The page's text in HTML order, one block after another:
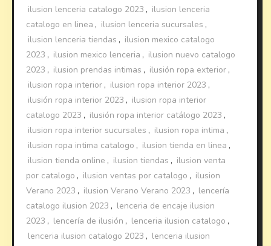
ilusion lenceria catalogo 2023 , ilusion lenceria
catalogo en linea , ilusion lenceria sucursales ,
ilusion lenceria tiendas , ilusion mexico catalogo
2023 , ilusion mexico lenceria , ilusion nuevo catalogo
2023 , ilusion prendas intimas , ilusión ropa exterior ,
ilusion ropa interior , ilusion ropa interior 2023 ,
ilusión ropa interior 2023 , ilusion ropa interior
catalogo 2023 , ilusión ropa interior catálogo 2023 ,
ilusion ropa interior sucursales , ilusion ropa intima ,
ilusion ropa intima catalogo , ilusion tienda en linea ,
ilusion tienda online , ilusion tiendas , ilusion venta
por catalogo , ilusion ventas por catalogo , ilusion
Verano 2023 , ilusion Verano Verano 2023 , lencería
catalogo ilusion 2023 , lenceria de encaje ilusion
2023 , lencería de ilusión , lenceria ilusion catalogo ,
lenceria ilusion catalogo 2023 , lenceria ilusion